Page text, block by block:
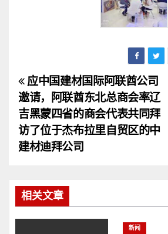
文
章
导
应中国建材国际阿联酋公司
邀请，阿联酋东北总商会率辽
吉黑蒙四省的商会代表共同拜
访了位于杰布拉里自贸区的中
建材迪拜公司
相关文章
新闻